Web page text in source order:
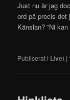
Just nu är jag
ord på precis
Känslan? ”Ni
Publicerat i Livet |